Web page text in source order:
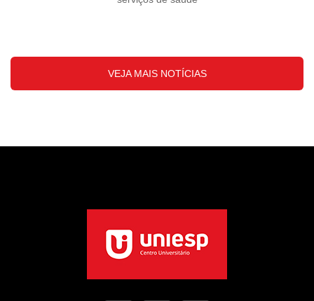
VEJA MAIS NOTÍCIAS